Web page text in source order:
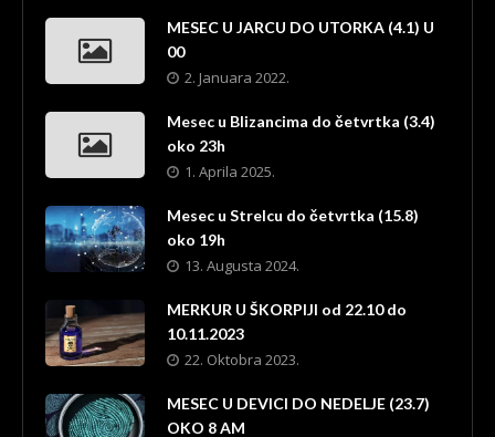
MESEC U JARCU DO UTORKA (4.1) U
00
2. Januara 2022.
Mesec u Blizancima do četvrtka (3.4)
oko 23h
1. Aprila 2025.
Mesec u Strelcu do četvrtka (15.8)
oko 19h
13. Augusta 2024.
MERKUR U ŠKORPIJI od 22.10 do
10.11.2023
22. Oktobra 2023.
MESEC U DEVICI DO NEDELJE (23.7)
OKO 8 AM